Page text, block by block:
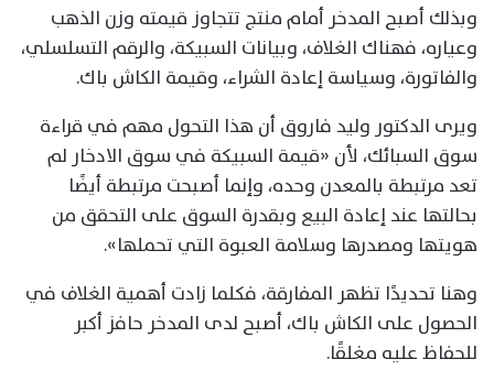
وبذلك أصبح المدخر أمام منتج تتجاوز قيمته وزن الذهب
وعياره، فهناك الغلاف، وبيانات السبيكة، والرقم التسلسلي،
والفاتورة، وسياسة إعادة الشراء، وقيمة الكاش باك.
ويرى الدكتور وليد فاروق أن هذا التحول مهم في قراءة
سوق السبائك، لأن «قيمة السبيكة في سوق الادخار لم
تعد مرتبطة بالمعدن وحده، وإنما أصبحت مرتبطة أيضًا
بحالتها عند إعادة البيع وبقدرة السوق على التحقق من
هويتها ومصدرها وسلامة العبوة التي تحملها».
وهنا تحديدًا تظهر المفارقة، فكلما زادت أهمية الغلاف في
الحصول على الكاش باك، أصبح لدى المدخر حافز أكبر
للحفاظ عليه مغلقًا.